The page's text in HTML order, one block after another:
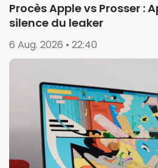
Procès Apple vs Prosser :
silence du leaker
6 Aug. 2026 • 22:40